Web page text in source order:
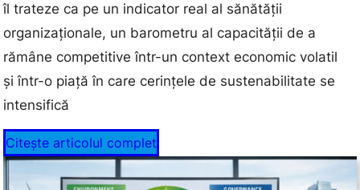
îl trateze ca pe un indicator real al sănătății
organizaționale, un barometru al capacității de a
rămâne competitive într-un context economic volatil
și într-o piață în care cerințele de sustenabilitate se
intensifică
Citește articolul complet